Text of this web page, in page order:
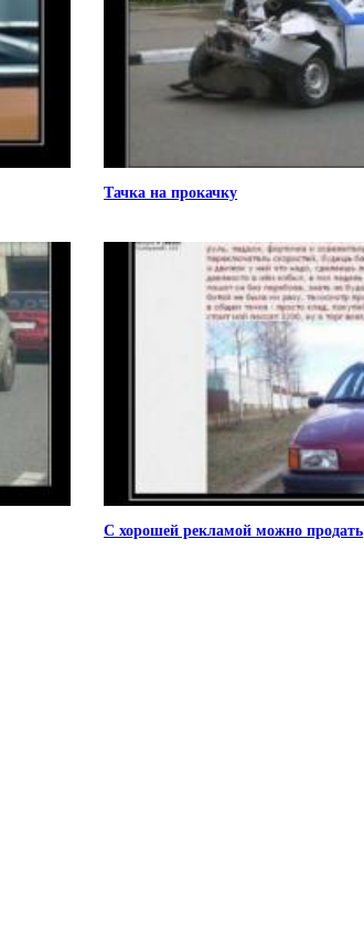
Тачка на прокачку
С хорошей рекламой можно продать